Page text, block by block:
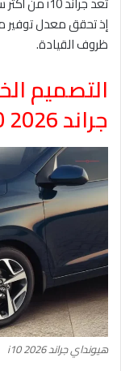
ظروف القيادة.
التصميم
جراند i10 2026
هيونداي جراند i10 2026